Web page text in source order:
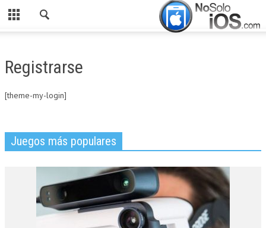
CERRAR
ACTUALIDAD
JUEGOS
Registrarse
[theme-my-login]
Juegos más populares